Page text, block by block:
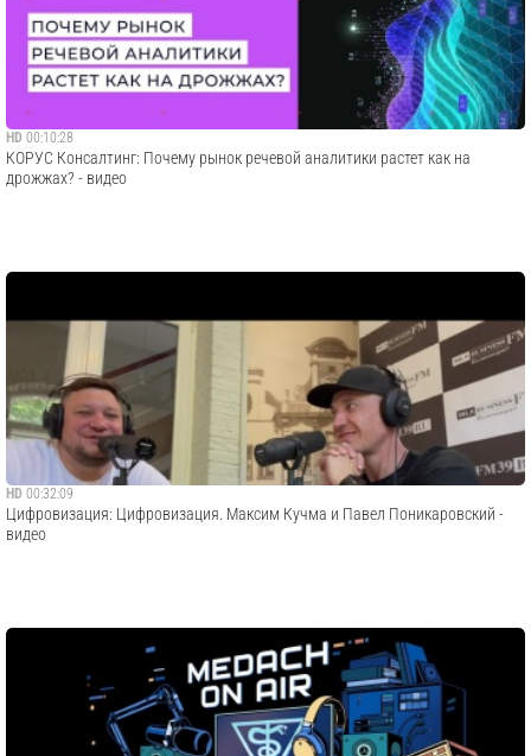
HD 00:10:28
КОРУС Консалтинг: Почему рынок речевой аналитики растет как на
дрожжах? - видео
HD 00:32:09
Цифровизация: Цифровизация. Максим Кучма и Павел Поникаровский -
видео